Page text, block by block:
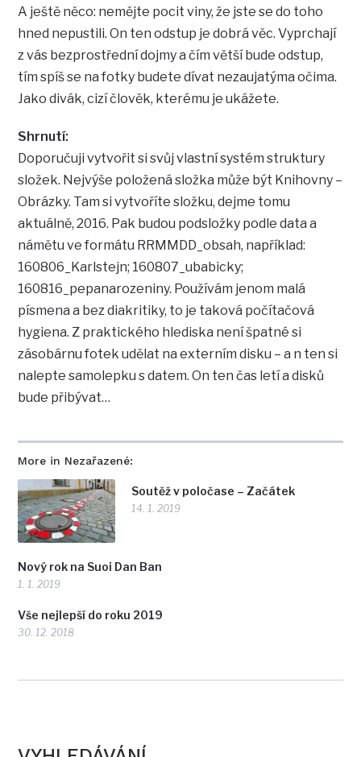
More in Nezařazené:
Soutěž v poločase – Začátek
14. 1. 2019
Nový rok na Suoi Dan Ban
1. 1. 2019
Vše nejlepší do roku 2019
30. 12. 2018
A ještě něco: nemějte pocit viny, že jste se do toho
hned nepustili. On ten odstup je dobrá věc. Vyprchají
z vás bezprostřední dojmy a čím větší bude odstup,
tím spíš se na fotky budete dívat nezaujatýma očima.
Jako divák, cizí člověk, kterému je ukážete.
Shrnutí:
Doporučuji vytvořit si svůj vlastní systém struktury
složek. Nejvýše položená složka může být Knihovny –
Obrázky. Tam si vytvoříte složku, dejme tomu
aktuálně, 2016. Pak budou podsložky podle data a
námětu ve formátu RRMMDD_obsah, například:
160806_Karlstejn; 160807_ubabicky;
160816_pepanarozeniny. Používám jenom malá
písmena a bez diakritiky, to je taková počítačová
hygiena. Z praktického hlediska není špatné si
zásobárnu fotek udělat na externím disku – a n ten si
nalepte samolepku s datem. On ten čas letí a disků
bude přibývat…